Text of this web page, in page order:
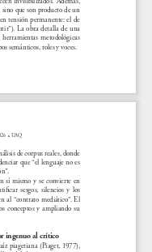
que son producto de un
tensión permanente: el de
La obra detalla de una
herramientas  metodológicas
semánticos, roles y voces.
UAQ
de corpus reales, donde
que “el lenguaje no es
sí  mismo  y  se  convierte  en
sesgos,  silencios  y  los
al “contrato mediático”. El
conceptos  y  ampliando  su
ingenuo al crítico
piagetiana  (Piaget,  1977),